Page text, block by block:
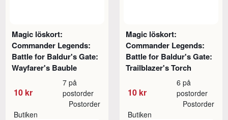
Magic löskort:
Commander Legends:
Battle for Baldur's Gate:
Wayfarer's Bauble
10 kr
7 på
postorder
Butiken
Postorder
Magic löskort:
Commander Legends:
Battle for Baldur's Gate:
Trailblazer's Torch
10 kr
6 på
postorder
Butiken
Postorder